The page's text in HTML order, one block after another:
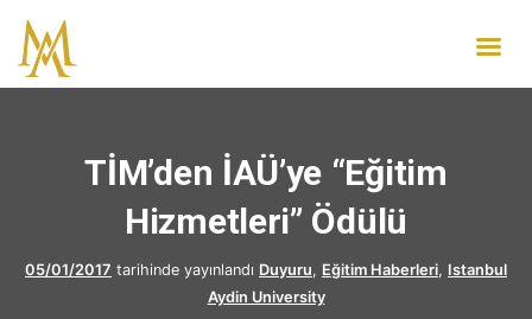
TİM’den İAÜ’ye “Eğitim
Hizmetleri” Ödülü
05/01/2017 tarihinde yayınlandı Duyuru, Eğitim Haberleri, Istanbul
Aydin University